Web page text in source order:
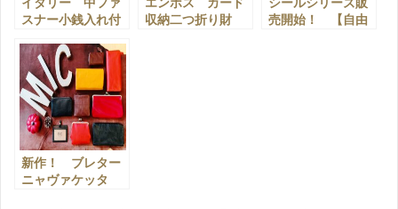
スナー小銭入れ付
丘店】
収納二つ折り財
売開始！ 【自由
新作！ ブレター
ニャヴァケッタ